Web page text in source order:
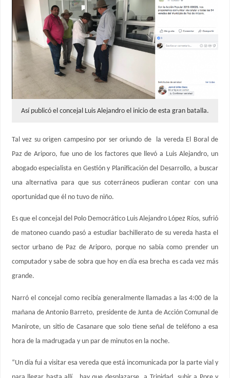
Así publicó el concejal Luis Alejandro el inicio de esta gran batalla.
Tal vez su origen campesino por ser oriundo de la vereda El Boral de
Paz de Ariporo, fue uno de los factores que llevó a Luis Alejandro, un
abogado especialista en Gestión y Planificación del Desarrollo, a buscar
una alternativa para que sus coterráneos pudieran contar con una
oportunidad que él no tuvo de niño.
Es que el concejal del Polo Democrático Luis Alejandro López Ríos, sufrió
de matoneo cuando pasó a estudiar bachillerato de su vereda hasta el
sector urbano de Paz de Ariporo, porque no sabía como prender un
computador y sabe de sobra que hoy en día esa brecha es cada vez más
grande.
Narró el concejal como recibía generalmente llamadas a las 4:00 de la
mañana de Antonio Barreto, presidente de Junta de Acción Comunal de
Manirote, un sitio de Casanare que solo tiene señal de teléfono a esa
hora de la madrugada y un par de minutos en la noche.
“Un día fui a visitar esa vereda que está incomunicada por la parte vial y